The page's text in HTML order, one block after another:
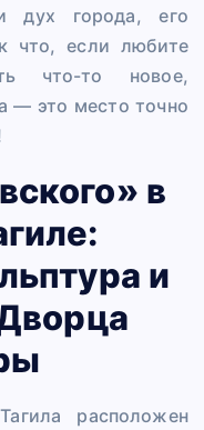
дух города, его
что, если любите
что-то новое,
— это место точно
в
и
расположен